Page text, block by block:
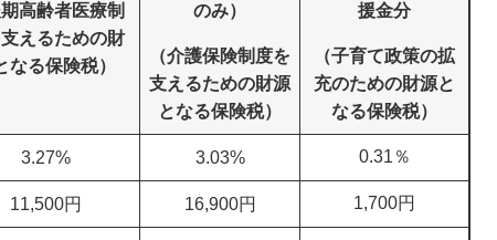
期高齢者医療制
えるための財
なる保険税）
のみ）
（介護保険制度を
支えるための財源
となる保険税）
援金分
（子育て政策の拡
充のための財源と
なる保険税）
3.27% 3.03% 0.31％
11,500円 16,900円 1,700円